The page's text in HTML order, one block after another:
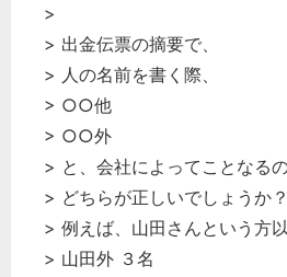
>
> 出金伝票の摘要で、
> 人の名前を書く際、
> ○○他
> ○○外
> と、会社によってことなるの
> どちらが正しいでしょうか？
> 例えば、山田さんという方
> 山田外 ３名